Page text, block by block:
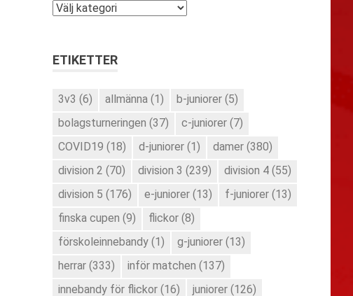
Kategorier
ETIKETTER
3v3 (6) allmänna (1) b-juniorer (5)
bolagsturneringen (37) c-juniorer (7)
COVID19 (18) d-juniorer (1) damer (380)
division 2 (70) division 3 (239) division 4 (55)
division 5 (176) e-juniorer (13) f-juniorer (13)
finska cupen (9) flickor (8)
förskoleinnebandy (1) g-juniorer (13)
herrar (333) inför matchen (137)
innebandy för flickor (16) juniorer (126)